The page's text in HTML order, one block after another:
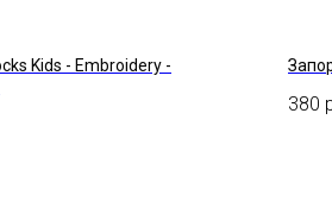
Kids - Embroidery -
380